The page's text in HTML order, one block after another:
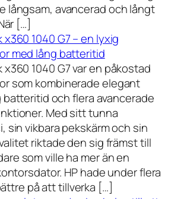
långsam, avancerad och långt
[…]
x360 1040 G7 – en lyxig
med lång batteritid
x360 1040 G7 var en påkostad
som kombinerade elegant
och flera avancerade
Med sitt tunna
sin vikbara pekskärm och sin
riktade den sig främst till
som ville ha mer än en
HP hade under flera
på att tillverka […]